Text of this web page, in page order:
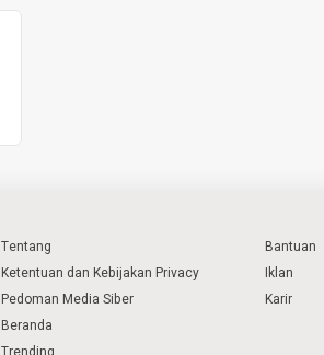
Tentang
Ketentuan dan Kebijakan Privacy
Pedoman Media Siber
Bantuan
Iklan
Karir
Beranda